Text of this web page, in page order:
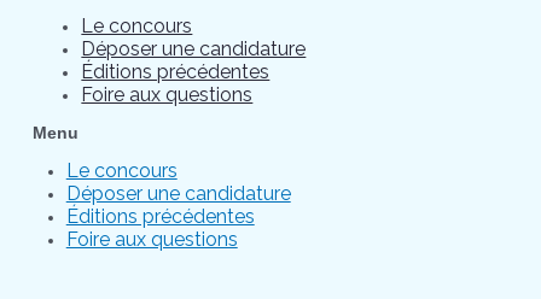
Le concours
Déposer une candidature
Éditions précédentes
Foire aux questions
Menu
Le concours
Déposer une candidature
Éditions précédentes
Foire aux questions